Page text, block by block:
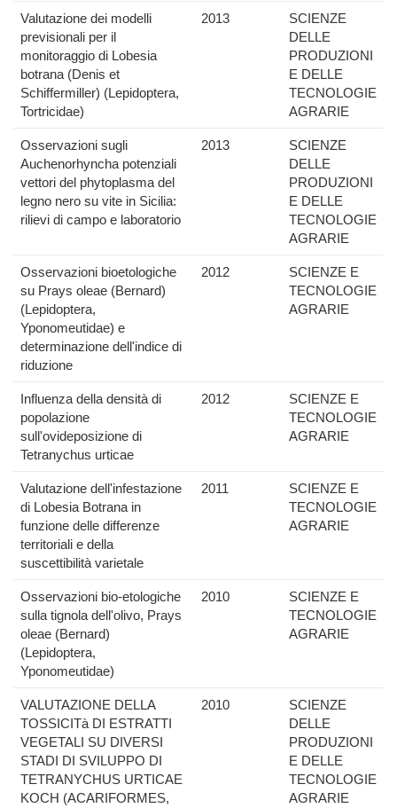
Valutazione dei modelli
previsionali per il
monitoraggio di Lobesia
botrana (Denis et
Schiffermiller) (Lepidoptera,
Tortricidae)
2013
SCIENZE
DELLE
PRODUZIONI
E DELLE
TECNOLOGIE
AGRARIE
Osservazioni sugli
Auchenorhyncha potenziali
vettori del phytoplasma del
legno nero su vite in Sicilia:
rilievi di campo e laboratorio
2013
SCIENZE
DELLE
PRODUZIONI
E DELLE
TECNOLOGIE
AGRARIE
Osservazioni bioetologiche
su Prays oleae (Bernard)
(Lepidoptera,
Yponomeutidae) e
determinazione dell'indice di
riduzione
2012
SCIENZE E
TECNOLOGIE
AGRARIE
Influenza della densità di
popolazione
sull'ovideposizione di
Tetranychus urticae
2012
SCIENZE E
TECNOLOGIE
AGRARIE
Valutazione dell'infestazione
di Lobesia Botrana in
funzione delle differenze
territoriali e della
suscettibilità varietale
2011
SCIENZE E
TECNOLOGIE
AGRARIE
Osservazioni bio-etologiche
sulla tignola dell'olivo, Prays
oleae (Bernard)
(Lepidoptera,
Yponomeutidae)
2010
SCIENZE E
TECNOLOGIE
AGRARIE
VALUTAZIONE DELLA
TOSSICITà DI ESTRATTI
VEGETALI SU DIVERSI
STADI DI SVILUPPO DI
TETRANYCHUS URTICAE
KOCH (ACARIFORMES,
2010
SCIENZE
DELLE
PRODUZIONI
E DELLE
TECNOLOGIE
AGRARIE